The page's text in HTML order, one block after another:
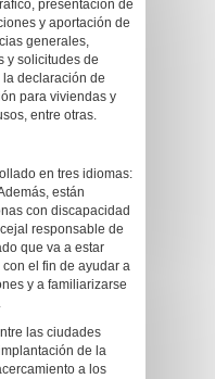
presentación de
y aportación de
generales,
y solicitudes de
declaración de
para viviendas y
entre otras.
en tres idiomas:
están
con discapacidad
responsable de
que va a estar
el fin de ayudar a
y a familiarizarse
las ciudades
de la
a los